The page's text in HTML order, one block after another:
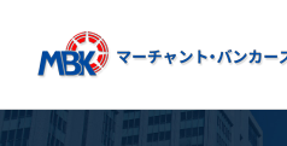
content